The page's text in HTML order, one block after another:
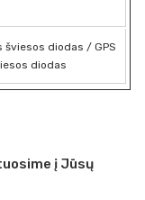
diodas / GPS
diodas
į Jūsų